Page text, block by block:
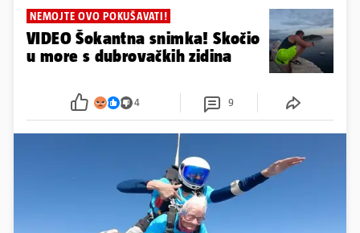
NEMOJTE OVO POKUŠAVATI!
VIDEO Šokantna snimka! Skočio
u more s dubrovačkih zidina
4 9